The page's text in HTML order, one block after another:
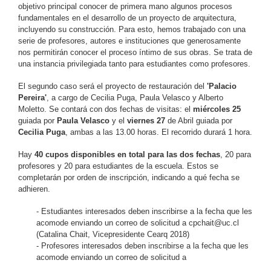
objetivo principal conocer de primera mano algunos procesos
fundamentales en el desarrollo de un proyecto de arquitectura,
incluyendo su construcción. Para esto, hemos trabajado con una
serie de profesores, autores e instituciones que generosamente
nos permitirán conocer el proceso íntimo de sus obras. Se trata de
una instancia privilegiada tanto para estudiantes como profesores.
El segundo caso será el proyecto de restauración del 'Palacio
Pereira' , a cargo de Cecilia Puga, Paula Velasco y Alberto
Moletto. Se contará con dos fechas de visitas: el miércoles 25
guiada por Paula Velasco y el viernes 27 de Abril guiada por
Cecilia Puga , ambas a las 13.00 horas. El recorrido durará 1 hora.
Hay 40 cupos disponibles en total para las dos fechas , 20 para
profesores y 20 para estudiantes de la escuela. Estos se
completarán por orden de inscripción, indicando a qué fecha se
adhieren.
- Estudiantes interesados deben inscribirse a la fecha que les
acomode enviando un correo de solicitud a cpchait@uc.cl
(Catalina Chait, Vicepresidente Cearq 2018)
- Profesores interesados deben inscribirse a la fecha que les
acomode enviando un correo de solicitud a